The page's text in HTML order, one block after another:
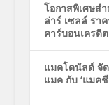
โอกาสพิเศษส
ล่าร์ เซลล์ รา
คาร์บอนเครดิต
แมคโดนัลด์ จั
แมค กับ ‘แมค